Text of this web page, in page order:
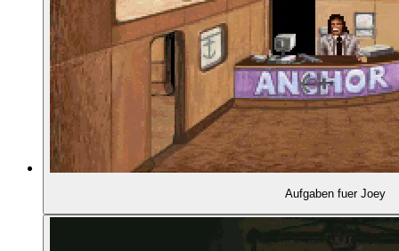
01:18:22 - Orts- und situationsbezogene Musik
01:20:02 - Untermalende Soundeffekte
01:21:16 - Sprachausgabe in der CD-Version
Aufgaben fuer Joey